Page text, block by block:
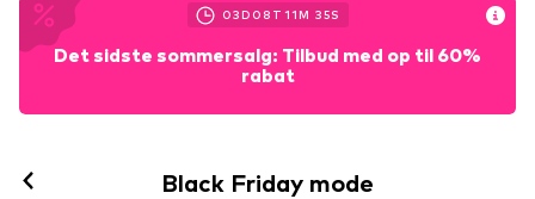
03D 08 T 11M 35S
Det sidste sommersalg: Tilbud med op til 60%
rabat
Black Friday mode